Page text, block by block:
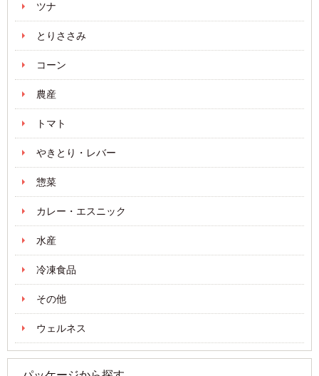
ツナ
とりささみ
コーン
農産
トマト
やきとり・レバー
惣菜
カレー・エスニック
水産
冷凍食品
その他
ウェルネス